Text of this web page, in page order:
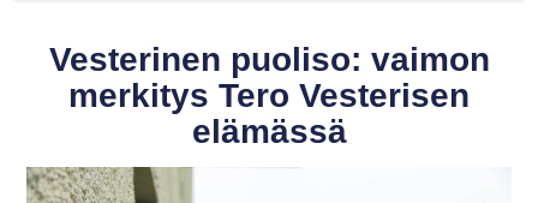
Vesterinen puoliso: vaimon
merkitys Tero Vesterisen
elämässä